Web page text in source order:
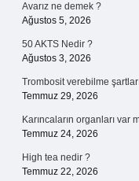
Avarız ne demek ?
Ağustos 5, 2026
50 AKTS Nedir ?
Ağustos 3, 2026
Trombosit verebilme
Temmuz 29, 2026
Karıncaların organları var
Temmuz 24, 2026
High tea nedir ?
Temmuz 22, 2026